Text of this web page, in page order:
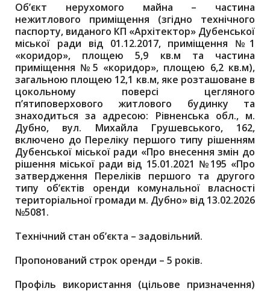
Об’єкт нерухомого майна – частина
нежитлового приміщення (згідно технічного
паспорту, виданого КП «Архітектор» Дубенської
міської ради від 01.12.2017, приміщення №1
«коридор», площею 5,9 кв.м та частина
приміщення №5 «коридор», площею 6,2 кв.м),
загальною площею 12,1 кв.м, яке розташоване в
цокольному поверсі цегляного
п’ятиповерхового житлового будинку та
знаходиться за адресою: Рівненська обл., м.
Дубно, вул. Михайла Грушевського, 162,
включено до Переліку першого типу рішенням
Дубенської міської ради «Про внесення змін до
рішення міської ради від 15.01.2021 №195 «Про
затвердження Переліків першого та другого
типу об’єктів оренди комунальної власності
територіальної громади м. Дубно» від 13.02.2026
№5081.
Технічний стан об’єкта – задовільний.
Пропонований строк оренди – 5 років.
Профіль використання (цільове призначення)